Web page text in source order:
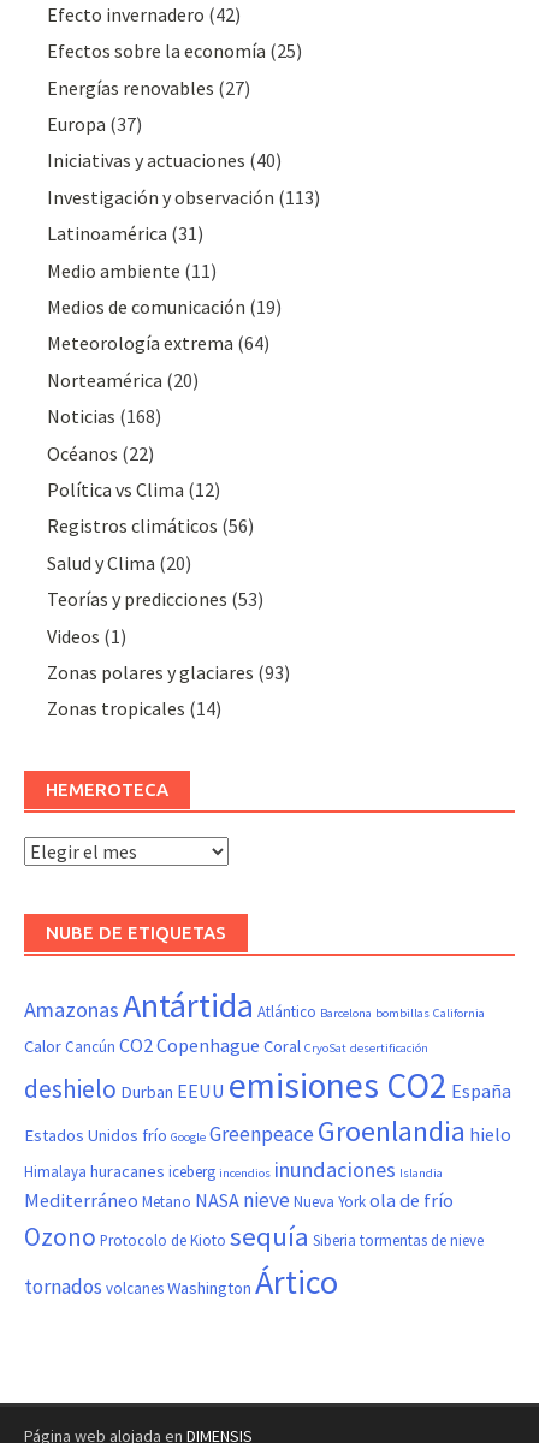
Efecto invernadero (42)
Efectos sobre la economía (25)
Energías renovables (27)
Europa (37)
Iniciativas y actuaciones (40)
Investigación y observación (113)
Latinoamérica (31)
Medio ambiente (11)
Medios de comunicación (19)
Meteorologí­a extrema (64)
Norteamérica (20)
Noticias (168)
Océanos (22)
Polí­tica vs Clima (12)
Registros climáticos (56)
Salud y Clima (20)
Teorías y predicciones (53)
Videos (1)
Zonas polares y glaciares (93)
Zonas tropicales (14)
HEMEROTECA
Hemeroteca
NUBE DE ETIQUETAS
AmazonasAntártida Atlántico Barcelona bombillas California
Calor Cancún CO2Copenhague Coral CryoSat desertificación
deshielo Durban EEUU emisiones CO2 España
Estados Unidos frío Google GreenpeaceGroenlandia hielo
Himalaya huracanes iceberg incendios inundaciones Islandia
Mediterráneo Metano NASA nieveNueva Yorkola de frío
Ozono Protocolo de Kioto sequía Siberia tormentas de nieve
tornados volcanesWashington Ártico
Página web alojada en DIMENSIS